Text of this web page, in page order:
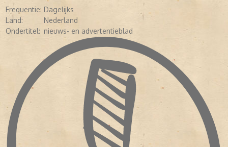
Frequentie: Dagelijks
Land:
Nederland
Ondertitel: nieuws- en advertentieblad